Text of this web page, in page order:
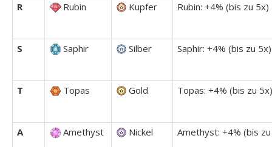
R
Rubin Kupfer Rubin: +4% (bis zu 5x)
S Saphir Silber Saphir: +4% (bis zu 5x)
T Topas Gold Topas: +4% (bis zu 5x)
A Amethyst Nickel Amethyst: +4% (bis